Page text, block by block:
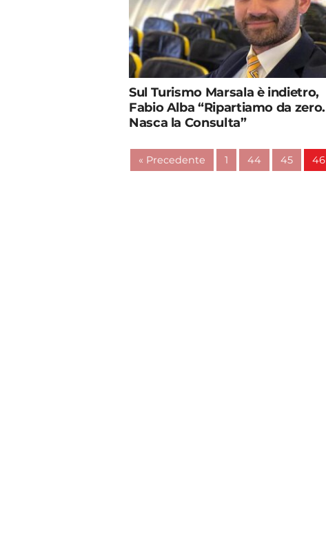
Sul Turismo Marsala è indietro,
Fabio Alba “Ripartiamo da zero.
Nasca la Consulta”
« Precedente 1 44 45 46